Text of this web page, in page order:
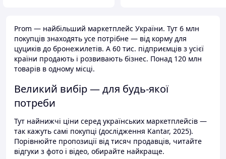
Prom — найбільший маркетплейс України. Тут 6 млн
покупців знаходять усе потрібне — від корму для
цуциків до бронежилетів. А 60 тис. підприємців з усієї
країни продають і розвивають бізнес. Понад 120 млн
товарів в одному місці.
Великий вибір — для будь-якої
потреби
Тут найнижчі ціни серед українських маркетплейсів —
так кажуть самі покупці (дослідження Kantar, 2025).
Порівнюйте пропозиції від тисяч продавців, читайте
відгуки з фото і відео, обирайте найкраще.